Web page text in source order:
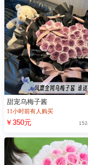
甜宠乌梅子酱
11小时前有人购买
￥350元